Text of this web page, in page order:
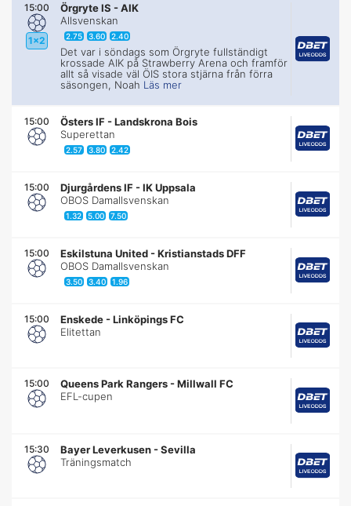
15:00
1x2
Örgryte IS -AIK
Allsvenskan
2.75 3.60 2.40
Det var i söndags som Örgryte fullständigt
krossade AIK på Strawberry Arena och framför
allt så visade väl ÖIS stora stjärna från förra
säsongen, Noah Läs mer
15:00 Östers IF -Landskrona Bois
Superettan
2.57 3.80 2.42
15:00 Djurgårdens IF -IK Uppsala
OBOS Damallsvenskan
1.32 5.00 7.50
15:00 Eskilstuna United -Kristianstads DFF
OBOS Damallsvenskan
3.50 3.40 1.96
15:00 Enskede -Linköpings FC
Elitettan
15:00 Queens Park Rangers -Millwall FC
EFL-cupen
15:30 Bayer Leverkusen -Sevilla
Träningsmatch